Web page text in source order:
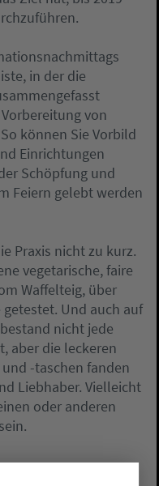
in der die
von
können Sie Vorbild
Einrichtungen
Schöpfung und
Feiern gelebt werden
Praxis nicht zu kurz.
vegetarische, faire
Waffelteig, über
Und auch auf
nicht jede
aber die leckeren
-taschen fanden
Liebhaber. Vielleicht
oder anderen